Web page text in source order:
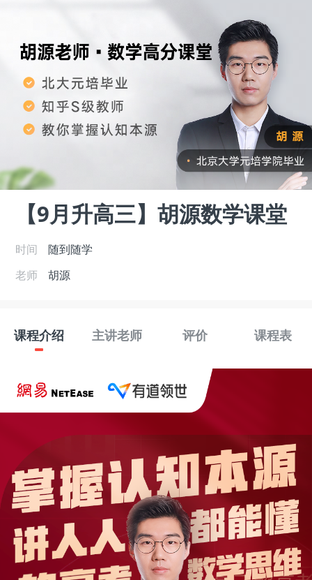
【9月升高三】胡源数学课堂
时间
随到随学
老师
胡源
课程介绍 主讲老师 评价 课程表